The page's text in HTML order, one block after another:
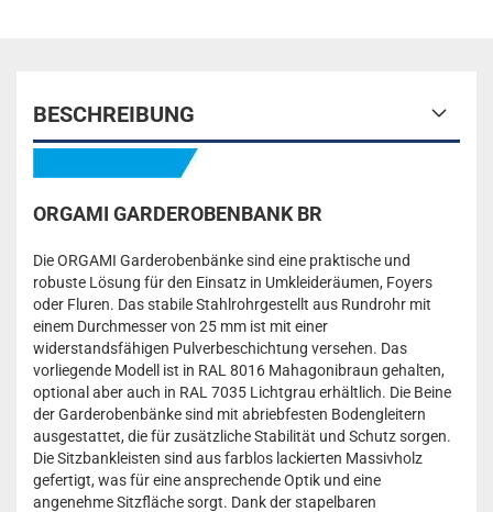
BESCHREIBUNG
ORGAMI GARDEROBENBANK BR
Die ORGAMI Garderobenbänke sind eine praktische und
robuste Lösung für den Einsatz in Umkleideräumen, Foyers
oder Fluren. Das stabile Stahlrohrgestellt aus Rundrohr mit
einem Durchmesser von 25 mm ist mit einer
widerstandsfähigen Pulverbeschichtung versehen. Das
vorliegende Modell ist in RAL 8016 Mahagonibraun gehalten,
optional aber auch in RAL 7035 Lichtgrau erhältlich. Die Beine
der Garderobenbänke sind mit abriebfesten Bodengleitern
ausgestattet, die für zusätzliche Stabilität und Schutz sorgen.
Die Sitzbankleisten sind aus farblos lackierten Massivholz
gefertigt, was für eine ansprechende Optik und eine
angenehme Sitzfläche sorgt. Dank der stapelbaren